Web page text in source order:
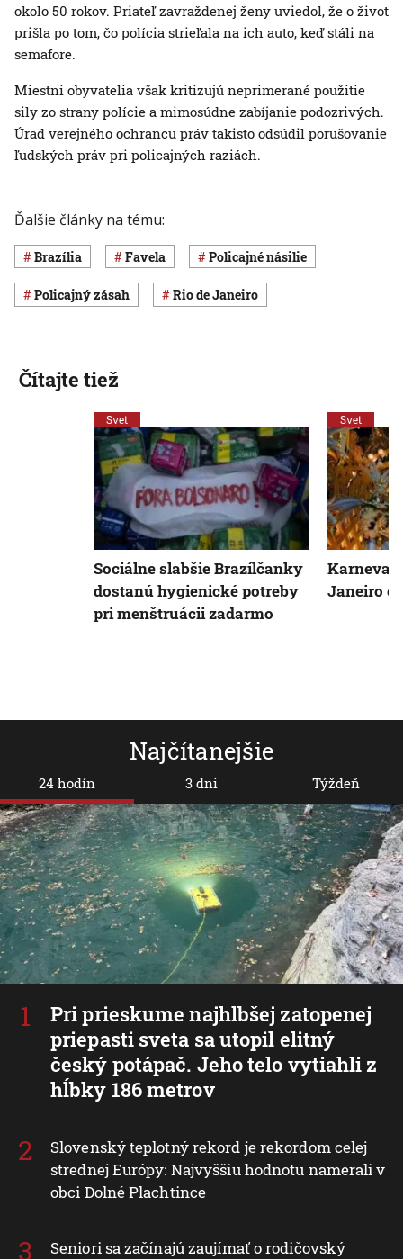
okolo 50 rokov. Priateľ zavraždenej ženy uviedol, že o život
prišla po tom, čo polícia strieľala na ich auto, keď stáli na
semafore.
Miestni obyvatelia však kritizujú neprimerané použitie
sily zo strany polície a mimosúdne zabíjanie podozrivých.
Úrad verejného ochrancu práv takisto odsúdil porušovanie
ľudských práv pri policajných raziách.
Ďalšie články na tému:
Brazília favela policajné násilie
policajný zásah Rio de Janeiro
Najčítanejšie
24 hodín
Pri prieskume najhlbšej zatopenej
priepasti sveta sa utopil elitný
český potápač. Jeho telo vytiahli z
hĺbky 186 metrov
Slovenský teplotný rekord je rekordom celej
strednej Európy: Najvyššiu hodnotu namerali v
obci Dolné Plachtince
Seniori sa začínajú zaujímať o rodičovský
3 dni Týždeň
Čítajte tiež
Svet
Sociálne slabšie Brazílčanky
dostanú hygienické potreby
pri menštruácii zadarmo
Svet
Karneval
Janeiro